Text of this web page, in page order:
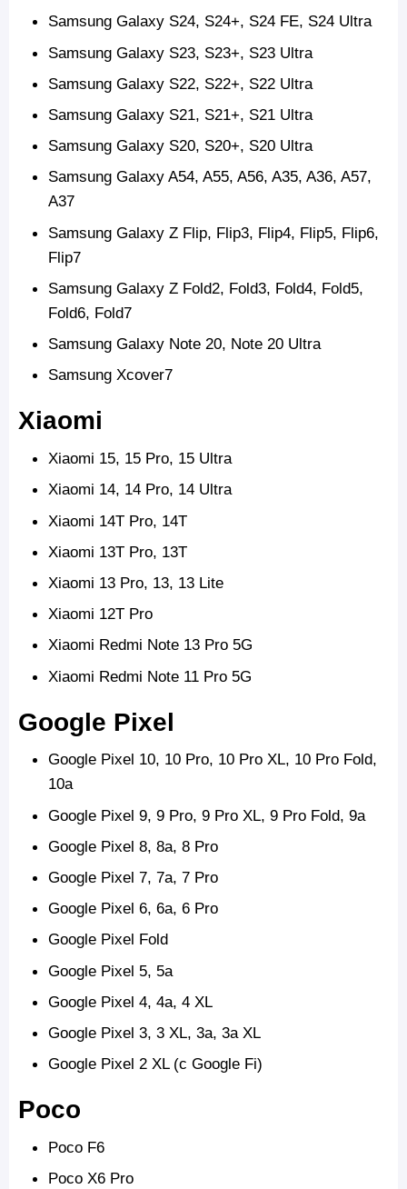
Samsung Galaxy S24, S24+, S24 FE, S24 Ultra
Samsung Galaxy S23, S23+, S23 Ultra
Samsung Galaxy S22, S22+, S22 Ultra
Samsung Galaxy S21, S21+, S21 Ultra
Samsung Galaxy S20, S20+, S20 Ultra
Samsung Galaxy A54, A55, A56, A35, A36, A57,
A37
Samsung Galaxy Z Flip, Flip3, Flip4, Flip5, Flip6,
Flip7
Samsung Galaxy Z Fold2, Fold3, Fold4, Fold5,
Fold6, Fold7
Samsung Galaxy Note 20, Note 20 Ultra
Samsung Xcover7
Xiaomi
Xiaomi 15, 15 Pro, 15 Ultra
Xiaomi 14, 14 Pro, 14 Ultra
Xiaomi 14T Pro, 14T
Xiaomi 13T Pro, 13T
Xiaomi 13 Pro, 13, 13 Lite
Xiaomi 12T Pro
Xiaomi Redmi Note 13 Pro 5G
Xiaomi Redmi Note 11 Pro 5G
Google Pixel
Google Pixel 10, 10 Pro, 10 Pro XL, 10 Pro Fold,
10a
Google Pixel 9, 9 Pro, 9 Pro XL, 9 Pro Fold, 9a
Google Pixel 8, 8a, 8 Pro
Google Pixel 7, 7a, 7 Pro
Google Pixel 6, 6a, 6 Pro
Google Pixel Fold
Google Pixel 5, 5a
Google Pixel 4, 4a, 4 XL
Google Pixel 3, 3 XL, 3a, 3a XL
Google Pixel 2 XL (с Google Fi)
Poco
Poco F6
Poco X6 Pro